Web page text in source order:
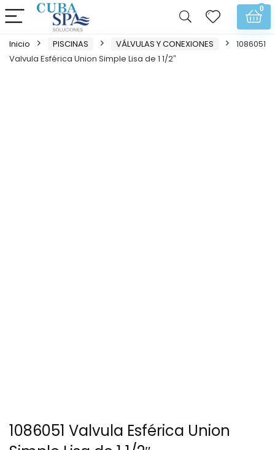
0
Inicio PISCINAS VÁLVULAS Y CONEXIONES
1086051
Valvula Esférica Union Simple Lisa de 1 1/2″
1086051 Valvula Esférica Union